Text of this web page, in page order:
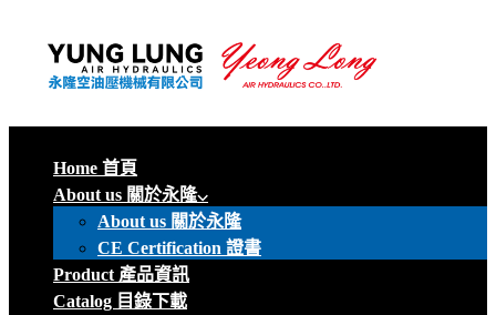
Home 首頁
About us 關於永隆
About us 關於永隆
CE Certification 證書
Product 產品資訊
Catalog 目錄下載